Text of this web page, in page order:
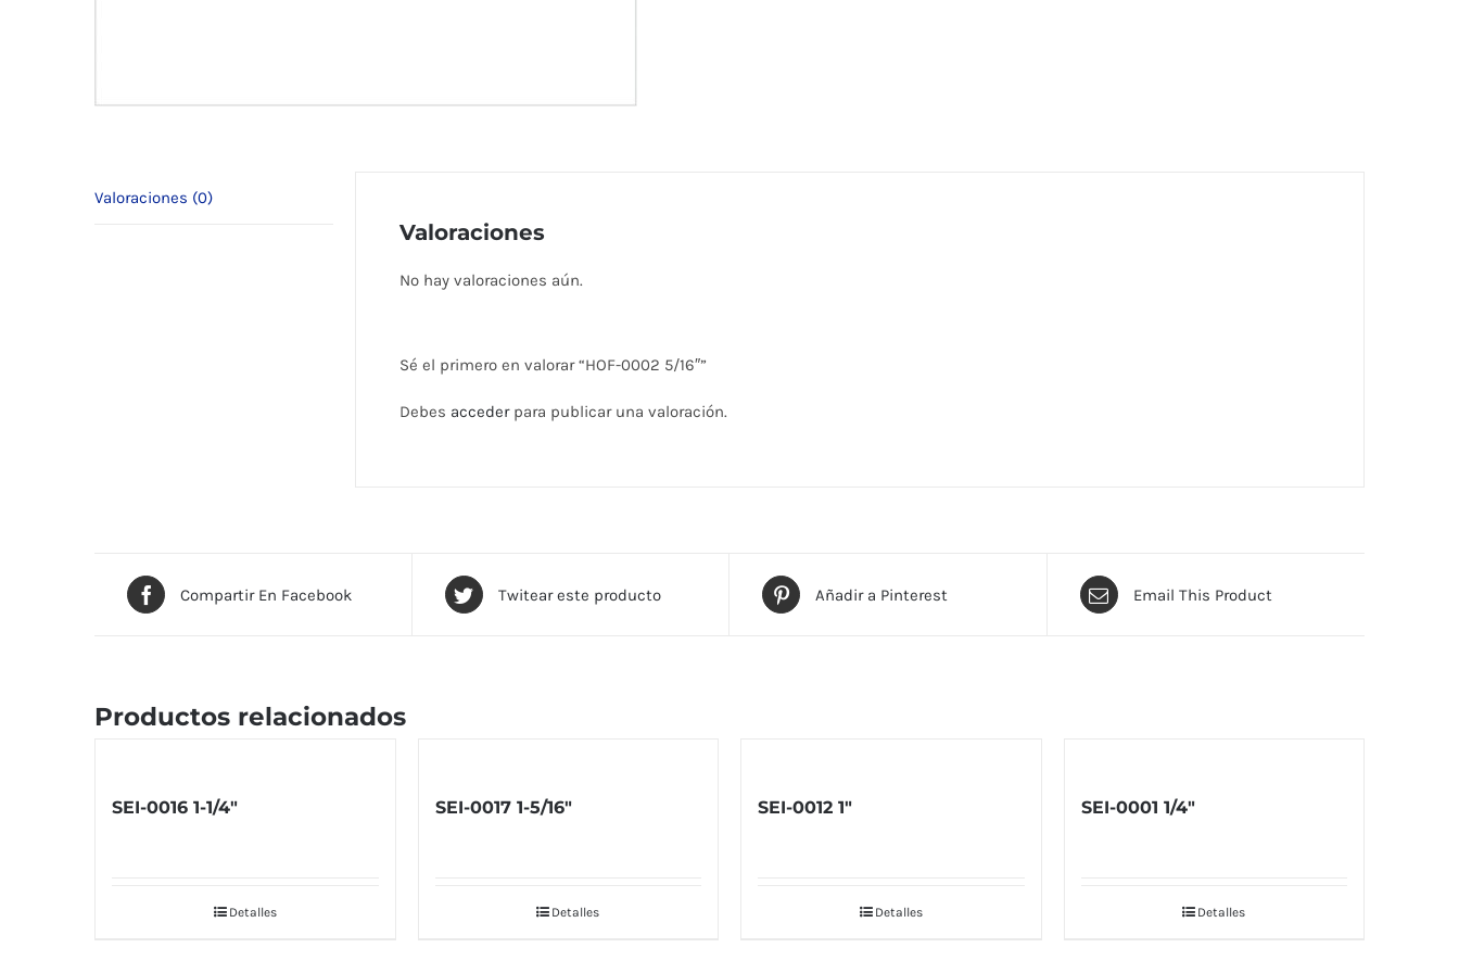
Valoraciones (0)
Valoraciones
No hay valoraciones aún.
Sé el primero en valorar “HOF-0002 5/16″”
Debes accederpara publicar una valoración.
Compartir En Facebook Twitear este producto Añadir a Pinterest Email This Product
Productos relacionados
SEI-0016 1-1/4″
Detalles
SEI-0017 1-5/16″
Detalles
SEI-0012 1″
Detalles
SEI-0001 1/4″
Detalles